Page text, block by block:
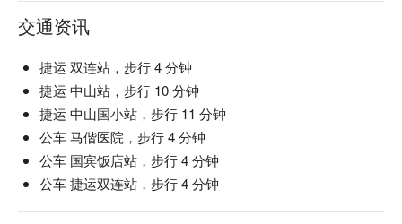
交通资讯
捷运 双连站，步行 4 分钟
捷运 中山站，步行 10 分钟
捷运 中山国小站，步行 11 分钟
公车 马偕医院，步行 4 分钟
公车 国宾饭店站，步行 4 分钟
公车 捷运双连站，步行 4 分钟